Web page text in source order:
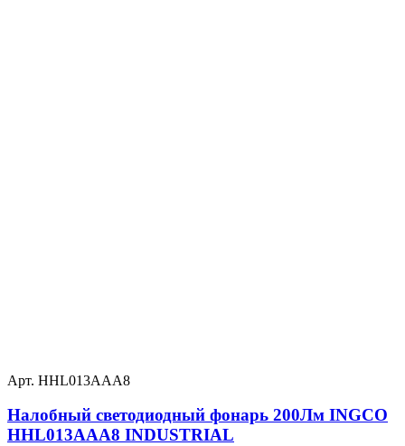
Арт. HHL013AAA8
Налобный светодиодный фонарь 200Лм INGCO
HHL013AAA8 INDUSTRIAL